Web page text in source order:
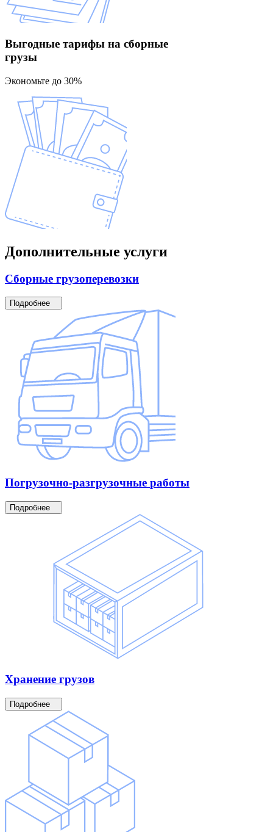
Выгодные тарифы на сборные
грузы
Экономьте до 30%
Дополнительные услуги
Сборные грузоперевозки
Подробнее
Погрузочно-разгрузочные работы
Подробнее
Хранение грузов
Подробнее